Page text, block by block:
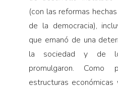
(con las reformas
de la democracia),
que emanó de una
la sociedad y de
promulgaron. Como
estructuras